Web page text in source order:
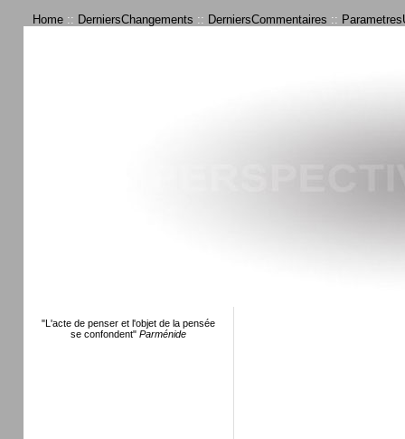
Home :: DerniersChangements :: DerniersCommentaires ::
"L'acte de penser et l'objet de la pensée
se confondent" Parménide